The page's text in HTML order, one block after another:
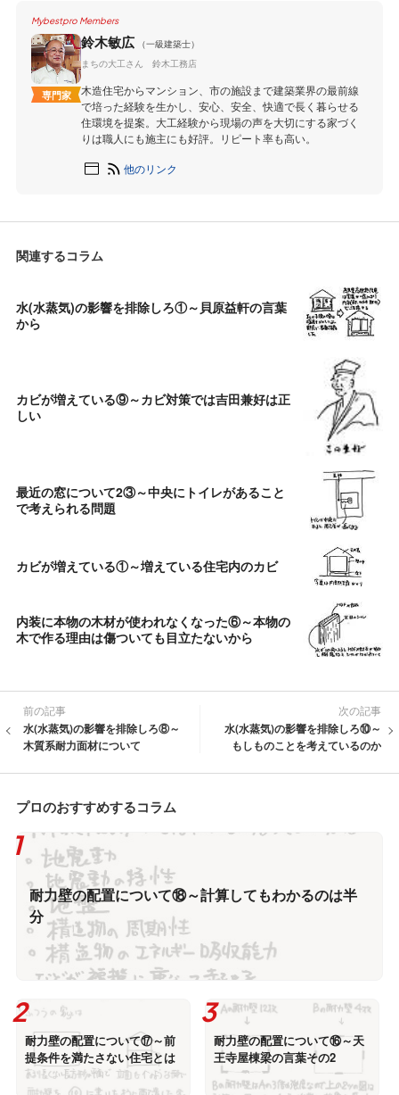
Mybestpro Members
専門家
鈴木敏広
（一級建築士）
まちの大工さん 鈴木工務店
木造住宅からマンション、市の施設まで建築業界の最前線
で培った経験を生かし、安心、安全、快適で長く暮らせる
住環境を提案。大工経験から現場の声を大切にする家づく
りは職人にも施主にも好評。リピート率も高い。
他のリンク
関連するコラム
水(水蒸気)の影響を排除しろ①～貝原益軒の言葉
から
カビが増えている⑨～カビ対策では吉田兼好は正
しい
最近の窓について2③～中央にトイレがあること
で考えられる問題
カビが増えている①～増えている住宅内のカビ
内装に本物の木材が使われなくなった⑥～本物の
木で作る理由は傷ついても目立たないから
前の記事
水(水蒸気)の影響を排除しろ⑧～
木質系耐力面材について
次の記事
水(水蒸気)の影響を排除しろ⑩～
もしものことを考えているのか
プロのおすすめするコラム
耐力壁の配置について⑱～計算してもわかるのは半
分
耐力壁の配置について⑰～前
提条件を満たさない住宅とは
耐力壁の配置について⑯～天
王寺屋棟梁の言葉その2